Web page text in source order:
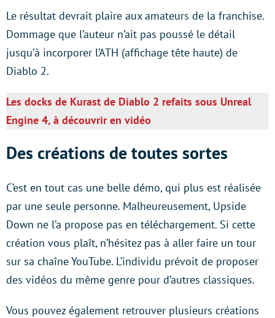
Le résultat devrait plaire aux amateurs de la franchise.
Dommage que l’auteur n’ait pas poussé le détail
jusqu’à incorporer l’ATH (affichage tête haute) de
Diablo 2.
Les docks de Kurast de Diablo 2 refaits sous Unreal
Engine 4, à découvrir en vidéo
Des créations de toutes sortes
C’est en tout cas une belle démo, qui plus est réalisée
par une seule personne. Malheureusement, Upside
Down ne l’a propose pas en téléchargement. Si cette
création vous plaît, n’hésitez pas à aller faire un tour
sur sa chaîne YouTube. L’individu prévoit de proposer
des vidéos du même genre pour d’autres classiques.
Vous pouvez également retrouver plusieurs créations